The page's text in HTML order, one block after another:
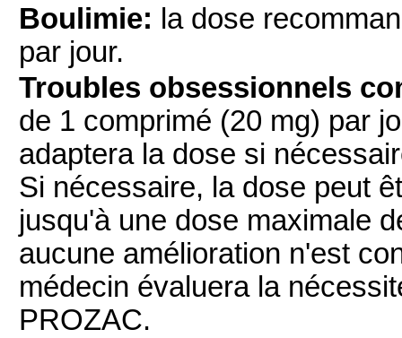
Boulimie: la dose
par jour.
Troubles obsessionnels
de 1 comprimé (20 mg) par
adaptera la dose si
Si nécessaire, la dose peut
jusqu'à une dose maximale
aucune amélioration n'est
médecin évaluera la
PROZAC.